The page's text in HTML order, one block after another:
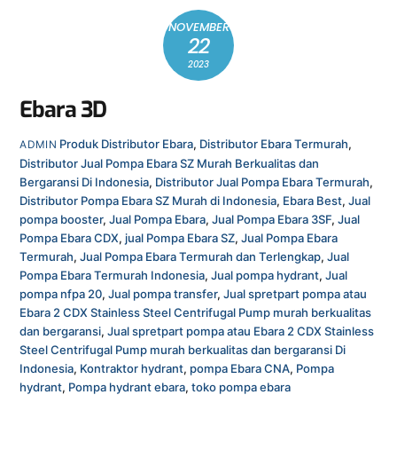
NOVEMBER
22
2023
Ebara 3D
ADMIN Produk Distributor Ebara, Distributor Ebara Termurah,
Distributor Jual Pompa Ebara SZ Murah Berkualitas dan
Bergaransi Di Indonesia, Distributor Jual Pompa Ebara Termurah,
Distributor Pompa Ebara SZ Murah di Indonesia, Ebara Best,Jual
pompa booster,Jual Pompa Ebara,Jual Pompa Ebara 3SF,Jual
Pompa Ebara CDX, jual Pompa Ebara SZ,Jual Pompa Ebara
Termurah,Jual Pompa Ebara Termurah dan Terlengkap,Jual
Pompa Ebara Termurah Indonesia,Jual pompa hydrant,Jual
pompa nfpa 20,Jual pompa transfer,Jual spretpart pompa atau
Ebara 2 CDX Stainless Steel Centrifugal Pump murah berkualitas
dan bergaransi,Jual spretpart pompa atau Ebara 2 CDX Stainless
Steel Centrifugal Pump murah berkualitas dan bergaransi Di
Indonesia, Kontraktor hydrant, pompa Ebara CNA, Pompa
hydrant, Pompa hydrant ebara,toko pompa ebara